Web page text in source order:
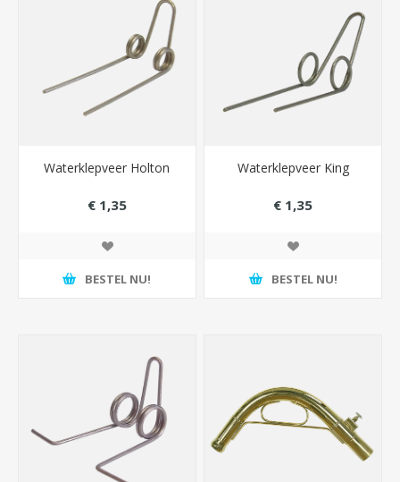
Waterklepveer Holton
€ 1,35
BESTEL NU!
Waterklepveer King
€ 1,35
BESTEL NU!